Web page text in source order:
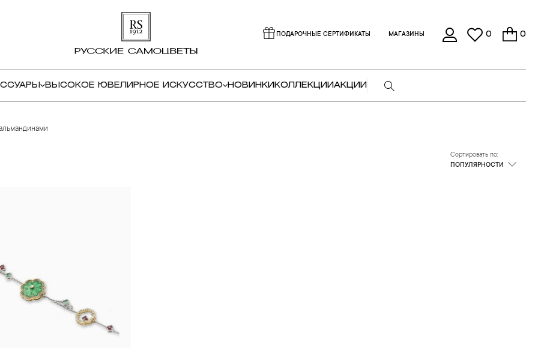
ПОДАРОЧНЫЕ СЕРТИФИКАТЫ МАГАЗИНЫ 0 0
ВЫСОКОЕ ЮВЕЛИРНОЕ ИСКУССТВО НОВИНКИ КОЛЛЕКЦИИАКЦИИ
Сортировать по:
ПОПУЛЯРНОСТИ